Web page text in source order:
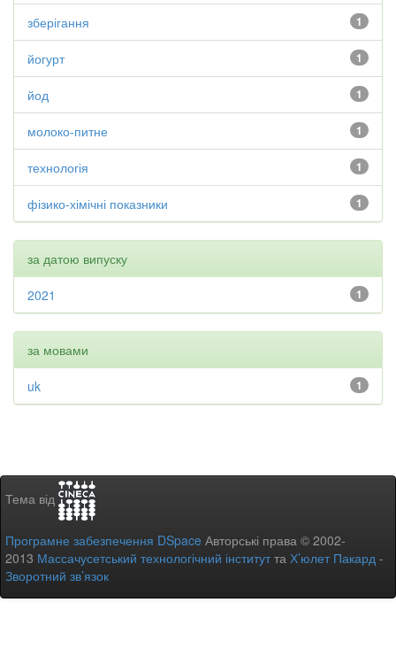
1
зберігання
1
йогурт
1
йод
1
молоко-питне
1
технологія
1
фізико-хімічні показники
за датою випуску
1
2021
за мовами
1
uk
Тема від
Програмне забезпечення DSpace Авторські права © 2002-
2013 Массачусетський технологічний інститутта Х’юлет Пакард -
Зворотний зв’язок